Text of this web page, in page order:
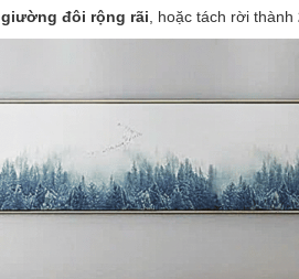
giường đôi rộng rãi , hoặc tách rời thành